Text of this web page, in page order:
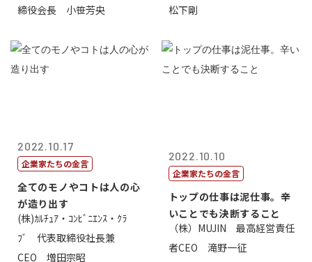
締役会長 小笹芳央
松下剛
2022.10.17
企業家たちの金言
全てのモノやコトは人の心
が造り出す
(株)ｶﾙﾁｭｱ・ｺﾝﾋﾞﾆｴﾝｽ・ｸﾗ
ﾌﾞ 代表取締役社長兼
CEO 増田宗昭
2022.10.10
企業家たちの金言
トップの仕事は泥仕事。辛
いことでも決断すること
（株）MUJIN 最高経営責任
者CEO 滝野一征